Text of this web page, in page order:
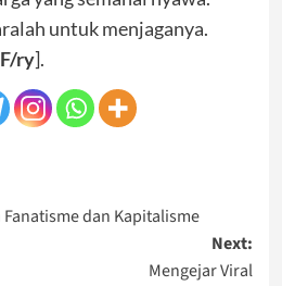
untuk menjaganya.
ry].
dan Kapitalisme
Next:
Mengejar Viral